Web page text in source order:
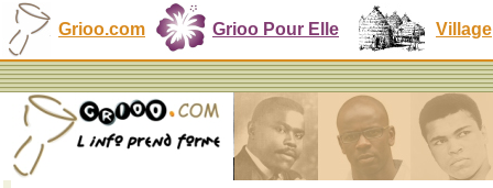
Grioo.com Grioo Pour Elle Village